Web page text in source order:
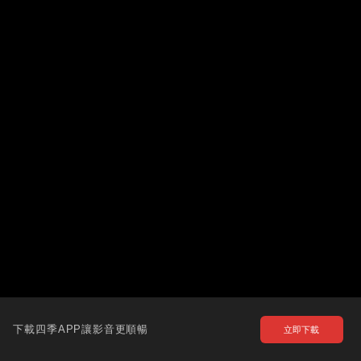
下載四季APP讓影音更順暢 立即下載